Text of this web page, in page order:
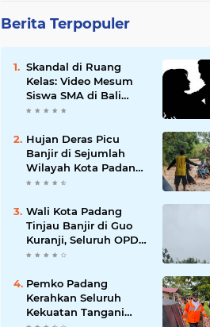
Berita Terpopuler
Skandal di Ruang
Kelas: Video Mesum
Siswa SMA di Bali
Viral, Hukuman dan
Mengikuti
Hujan Deras Picu
Banjir di Sejumlah
Wilayah Kota Padang,
Warga Dievakuasi dan
Banjir Susulan
Wali Kota Padang
Tinjau Banjir di Guo
Kuranji, Seluruh OPD
Disiagakan dan
Dipercepat
Pemko Padang
Kerahkan Seluruh
Kekuatan Tangani